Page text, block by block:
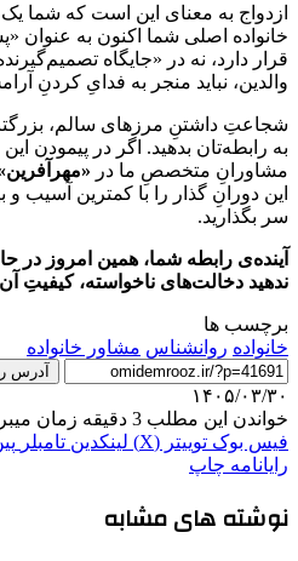
ازدواج به معنای این است که شما یک
خانواده اصلی شما اکنون به عنوان
قرار دارد، نه در «جایگاه
والدین، نباید منجر به فدایِ کردنِ
شجاعتِ داشتنِ مرزهای سالم،
به رابطه‌تان بدهید. اگر در پیمودن این
مشاورانِ متخصصِ ما در
این دورانِ گذار را با کمترین آسیب
سر بگذارید.
آینده‌ی رابطه شما، همین امروز
ندهید دخالت‌های ناخواسته، کیفیتِ آن
برچسب ها
خانواده روانشناس مشاور خانواده
آدرس
۱۴۰۵/۰۳/۳۰
خواندن این مطلب 3 دقیقه زمان میبرد
فیس بوک توییتر (X) لینکدین ‫تامبلر
رایانامه چاپ
نوشته های مشابه